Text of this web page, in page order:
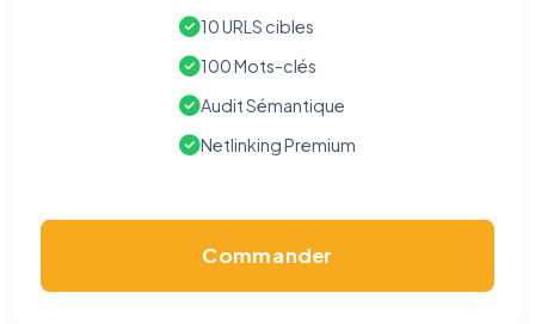
10 URLS cibles
100 Mots-clés
Audit Sémantique
Netlinking Premium
Commander